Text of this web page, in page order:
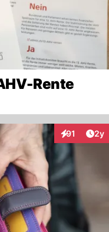
Rente
91 2y